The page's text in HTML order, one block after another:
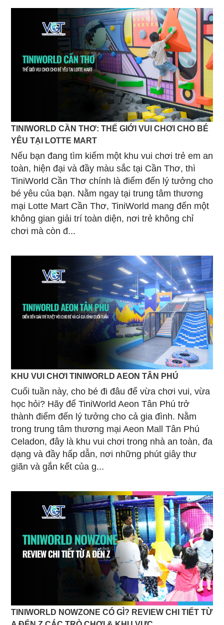
TINIWORLD CẦN THƠ: THẾ GIỚI VUI CHƠI CHO BÉ
YÊU TẠI LOTTE MART
Nếu bạn đang tìm kiếm một khu vui chơi trẻ em an
toàn, hiện đại và đầy màu sắc tại Cần Thơ, thì
TiniWorld Cần Thơ chính là điểm đến lý tưởng cho
bé yêu của bạn. Nằm ngay tại trung tâm thương
mại Lotte Mart Cần Thơ, TiniWorld mang đến một
không gian giải trí toàn diện, nơi trẻ không chỉ
chơi mà còn đ...
KHU VUI CHƠI TINIWORLD AEON TÂN PHÚ
Cuối tuần này, cho bé đi đâu để vừa chơi vui, vừa
học hỏi? Hãy để TiniWorld Aeon Tân Phú trở
thành điểm đến lý tưởng cho cả gia đình. Nằm
trong trung tâm thương mại Aeon Mall Tân Phú
Celadon, đây là khu vui chơi trong nhà an toàn, đa
dạng và đầy hấp dẫn, nơi những phút giây thư
giãn và gắn kết của g...
TINIWORLD NOWZONE CÓ GÌ? REVIEW CHI TIẾT TỪ